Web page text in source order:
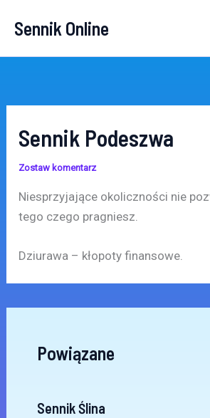
Sennik Online
Sennik Podeszwa
Zostaw komentarz
Niesprzyjające okoliczności nie
tego czego pragniesz.
Dziurawa – kłopoty finansowe.
Powiązane
Sennik Ślina